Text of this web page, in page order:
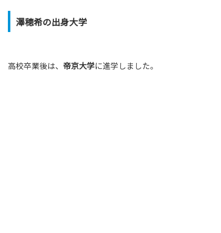
澤穂希の出身大学
高校卒業後は、 帝京大学に進学しました。